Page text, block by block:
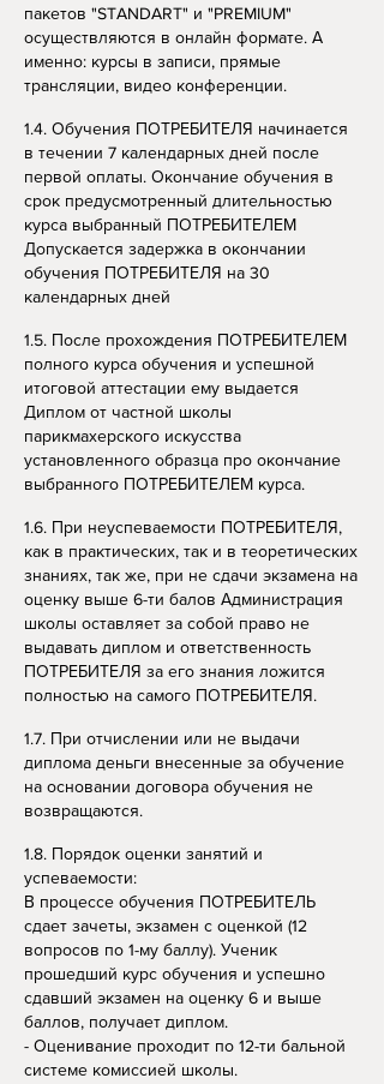
пакетов "STANDART" и "PREMIUM"
осуществляются в онлайн формате. А
именно: курсы в записи, прямые
трансляции, видео конференции.
1.4. Обучения ПОТРЕБИТЕЛЯ начинается
в течении 7 календарных дней после
первой оплаты. Окончание обучения в
срок предусмотренный длительностью
курса выбранный ПОТРЕБИТЕЛЕМ
Допускается задержка в окончании
обучения ПОТРЕБИТЕЛЯ на 30
календарных дней
1.5. После прохождения ПОТРЕБИТЕЛЕМ
полного курса обучения и успешной
итоговой аттестации ему выдается
Диплом от частной школы
парикмахерского искусства
установленного образца про окончание
выбранного ПОТРЕБИТЕЛЕМ курса.
1.6. При неуспеваемости ПОТРЕБИТЕЛЯ,
как в практических, так и в теоретических
знаниях, так же, при не сдачи экзамена на
оценку выше 6-ти балов Администрация
школы оставляет за собой право не
выдавать диплом и ответственность
ПОТРЕБИТЕЛЯ за его знания ложится
полностью на самого ПОТРЕБИТЕЛЯ.
1.7. При отчислении или не выдачи
диплома деньги внесенные за обучение
на основании договора обучения не
возвращаются.
1.8. Порядок оценки занятий и
успеваемости:
В процессе обучения ПОТРЕБИТЕЛЬ
сдает зачеты, экзамен с оценкой (12
вопросов по 1-му баллу). Ученик
прошедший курс обучения и успешно
сдавший экзамен на оценку 6 и выше
баллов, получает диплом.
- Оценивание проходит по 12-ти бальной
системе комиссией школы.